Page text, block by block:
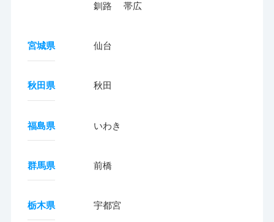
釧路 帯広
宮城県 仙台
秋田県 秋田
福島県 いわき
群馬県 前橋
栃木県 宇都宮